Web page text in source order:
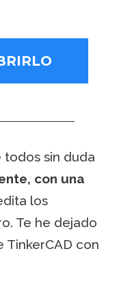
sin duda
con una
los
Te he dejado
TinkerCAD con